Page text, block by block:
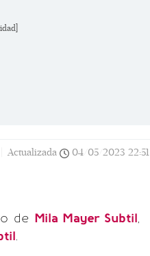
Actualizada 04/05/2023 22:51
de Mila Mayer Subtil,
.